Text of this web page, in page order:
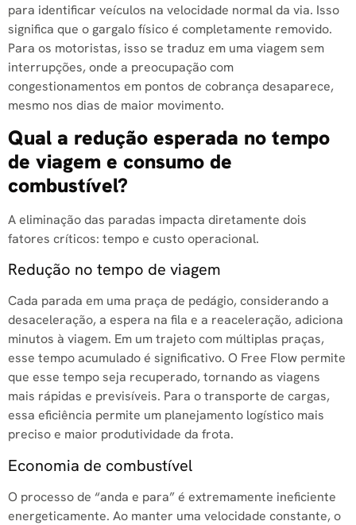
para identificar veículos na velocidade normal da via. Isso
significa que o gargalo físico é completamente removido.
Para os motoristas, isso se traduz em uma viagem sem
interrupções, onde a preocupação com
congestionamentos em pontos de cobrança desaparece,
mesmo nos dias de maior movimento.
Qual a redução esperada no tempo
de viagem e consumo de
combustível?
A eliminação das paradas impacta diretamente dois
fatores críticos: tempo e custo operacional.
Redução no tempo de viagem
Cada parada em uma praça de pedágio, considerando a
desaceleração, a espera na fila e a reaceleração, adiciona
minutos à viagem. Em um trajeto com múltiplas praças,
esse tempo acumulado é significativo. O Free Flow permite
que esse tempo seja recuperado, tornando as viagens
mais rápidas e previsíveis. Para o transporte de cargas,
essa eficiência permite um planejamento logístico mais
preciso e maior produtividade da frota.
Economia de combustível
O processo de “anda e para” é extremamente ineficiente
energeticamente. Ao manter uma velocidade constante, o